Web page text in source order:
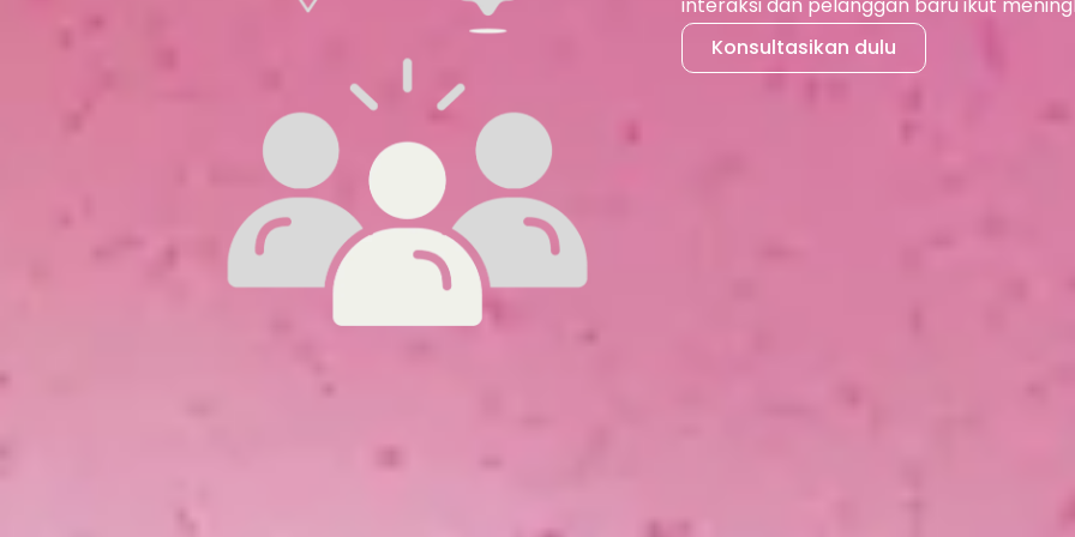
interaksi dan pelanggan baru ikut
Konsultasikan dulu